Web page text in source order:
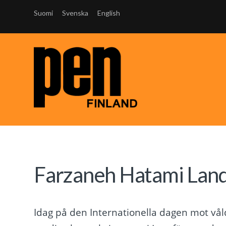
Suomi Svenska English
Farzaneh Hatami
Idag på den Internationella dagen mot